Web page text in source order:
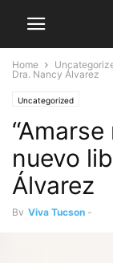
Home
Dra. Nancy Álvarez
Uncategorized
nuevo
Álvarez
By Viva Tucson -